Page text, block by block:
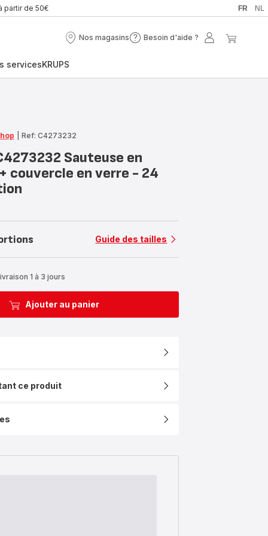
partir de 50€ FR NL
Nos magasins
Nos
Besoin d'aide ?
Besoin
Mon
servicesKRUPS
Ref: C4273232
Sauteuse en
couvercle en verre - 24
Guide des tailles
1 à 3 jours
Ajouter au panier
ce produit